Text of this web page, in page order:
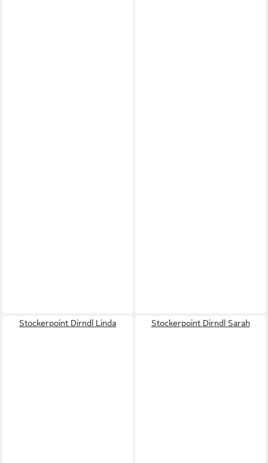
Stockerpoint Dirndl Linda Stockerpoint Dirndl Sarah